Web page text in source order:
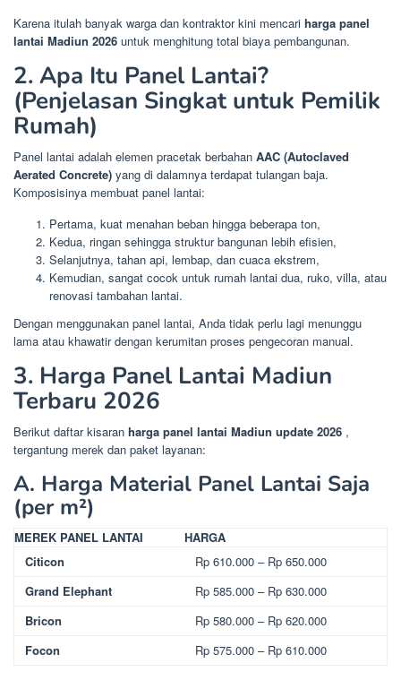
Karena itulah banyak warga dan kontraktor kini mencari harga panel
lantai Madiun 2026 untuk menghitung total biaya pembangunan.
2. Apa Itu Panel Lantai?
(Penjelasan Singkat untuk Pemilik
Rumah)
Panel lantai adalah elemen pracetak berbahan AAC (Autoclaved
Aerated Concrete) yang di dalamnya terdapat tulangan baja.
Komposisinya membuat panel lantai:
Pertama, kuat menahan beban hingga beberapa ton,
Kedua, ringan sehingga struktur bangunan lebih efisien,
Selanjutnya, tahan api, lembap, dan cuaca ekstrem,
Kemudian, sangat cocok untuk rumah lantai dua, ruko, villa, atau
renovasi tambahan lantai.
Dengan menggunakan panel lantai, Anda tidak perlu lagi menunggu
lama atau khawatir dengan kerumitan proses pengecoran manual.
3. Harga Panel Lantai Madiun
Terbaru 2026
Berikut daftar kisaran harga panel lantai Madiun update 2026 ,
tergantung merek dan paket layanan:
A. Harga Material Panel Lantai Saja
(per m²)
MEREK PANEL LANTAI
HARGA
Citicon
Rp 610.000 – Rp 650.000
Grand Elephant
Rp 585.000 – Rp 630.000
Bricon
Rp 580.000 – Rp 620.000
Focon
Rp 575.000 – Rp 610.000